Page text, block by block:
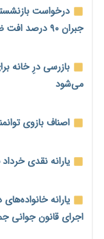
می‌شود
رئیس سازمان
مالیات هستند
کاهش می‌یابد
اختیارات جدید
درخواست
جبران ۹۰ درصد افت ضریب زمان برقراری
بازرسی درِ خانه
می‌شود
اصناف بازوی
یارانه نقدی خرداد ۱۴۰۵ دهک‌های چهارم تا نهم واریز شد
اجرای قانون جوانی